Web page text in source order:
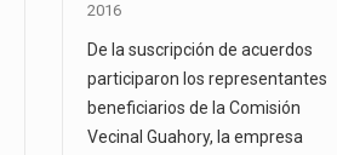
2016
De la suscripción de acuerdos
participaron los representantes
beneficiarios de la Comisión
Vecinal Guahory, la empresa